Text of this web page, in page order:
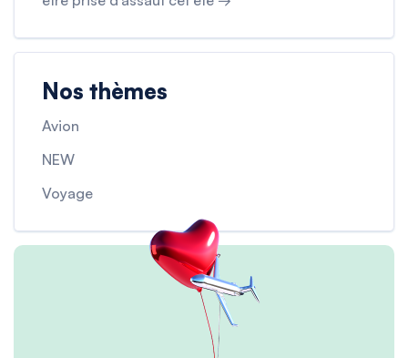
Nos thèmes
Avion
NEW
Voyage